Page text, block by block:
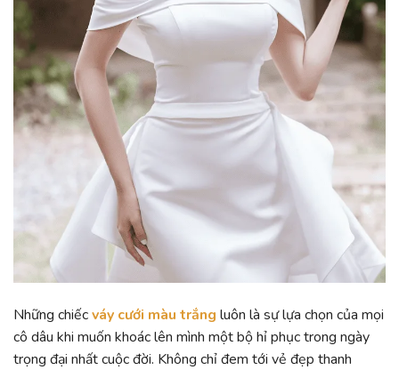
Những chiếcváy cưới màu trắng luôn là sự lựa chọn của mọi
cô dâu khi muốn khoác lên mình một bộ hỉ phục trong ngày
trọng đại nhất cuộc đời. Không chỉ đem tới vẻ đẹp thanh